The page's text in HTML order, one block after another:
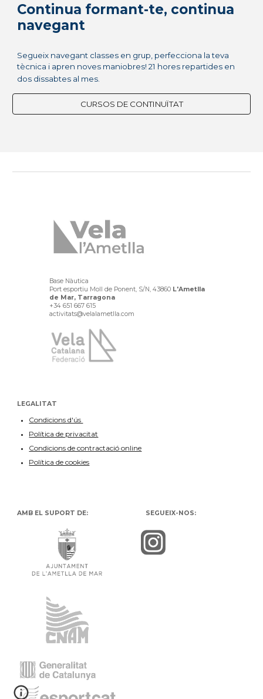
Continua formant-te, continua
navegant
Segueix navegant classes en grup, perfecciona la teva
tècnica i apren noves maniobres! 21 hores repartides en
dos dissabtes al mes.
CURSOS DE CONTINUÏTAT
Base Nàutica
Port esportiu Moll de Ponent, S/N, 43860 L'Ametlla
de Mar, Tarragona
+34651 667 615
activitats@vela lametlla.com
LEGALITAT
Condicions d'ús
Política de privacitat
Condicions de contractació online
Política de cookies
AMB EL SUPORT DE: SEGUEIX-NOS: